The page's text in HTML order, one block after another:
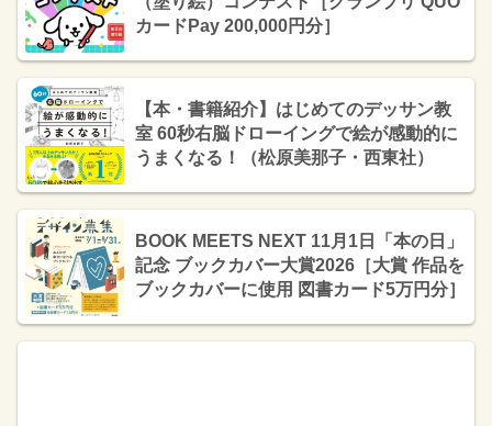
カードPay 200,000円分］
【本・書籍紹介】はじめてのデッサン教
室 60秒右脳ドローイングで絵が感動的に
うまくなる！（松原美那子・西東社）
BOOK MEETS NEXT 11月1日「本の日」
記念 ブックカバー大賞2026［大賞 作品を
ブックカバーに使用 図書カード5万円分］